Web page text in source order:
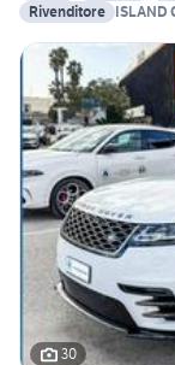
Rivenditore ISLAND
30